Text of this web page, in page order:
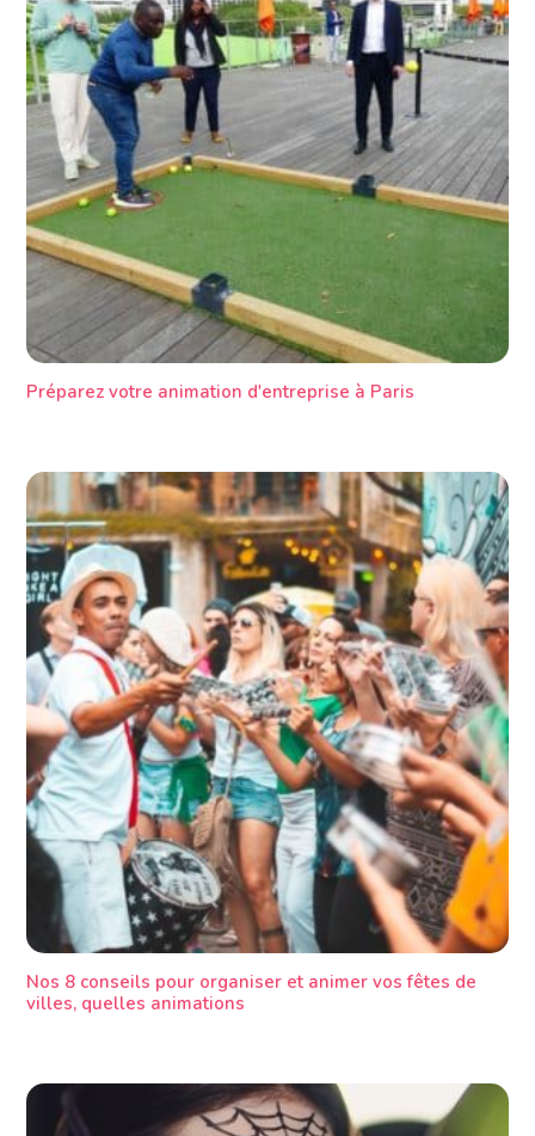
Préparez votre animation d'entreprise à Paris
Nos 8 conseils pour organiser et animer vos fêtes de
villes, quelles animations